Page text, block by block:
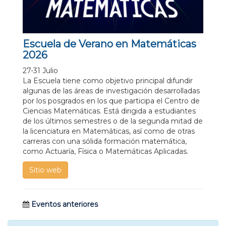
Escuela de Verano en Matemáticas
2026
27-31 Julio
La Escuela tiene como objetivo principal difundir
algunas de las áreas de investigación desarrolladas
por los posgrados en los que participa el Centro de
Ciencias Matemáticas. Está dirigida a estudiantes
de los últimos semestres o de la segunda mitad de
la licenciatura en Matemáticas, así como de otras
carreras con una sólida formación matemática,
como Actuaría, Física o Matemáticas Aplicadas.
Sitio web
Eventos anteriores